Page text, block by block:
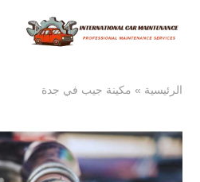
الرئيسية » مكينة جيب في جدة